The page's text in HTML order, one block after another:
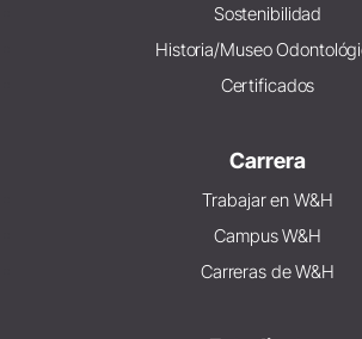
Sostenibilidad
Historia/Museo
Certificados
Carrera
Trabajar en W&H
Campus W&H
Carreras de W&H